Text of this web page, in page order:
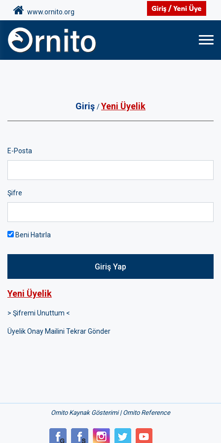
www.ornito.org
Giriş /Yeni Üyelik
E-Posta
Şifre
Beni Hatırla
Giriş Yap
Yeni Üyelik
> Şifremi Unuttum <
Üyelik Onay Mailini Tekrar Gönder
Ornito Kaynak Gösterimi | Ornito Reference